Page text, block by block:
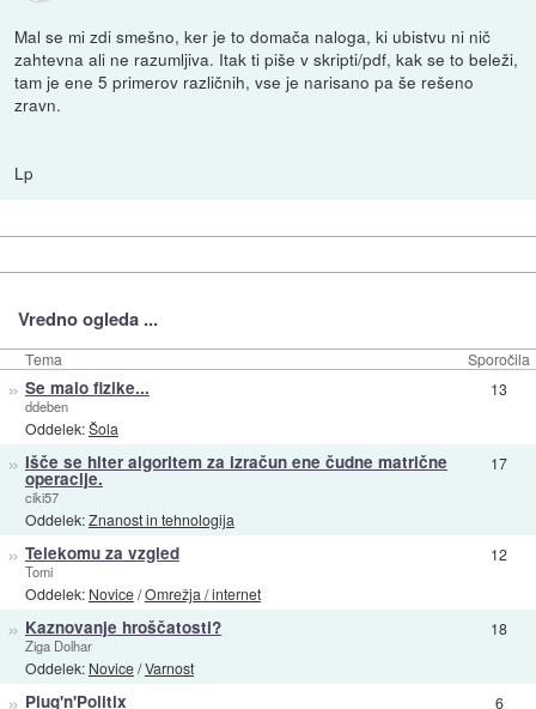
Mal se mi zdi smešno, ker je to domača naloga, ki ubistvu ni nič
zahtevna ali ne razumljiva. Itak ti piše v skripti/pdf, kak se to beleži,
tam je ene 5 primerov različnih, vse je narisano pa še rešeno
zravn.
Lp
Vredno ogleda ...
Tema Sporočila
» Se malo fizike...
ddeben
Oddelek:Šola
13
» Išče se hiter algoritem za izračun ene čudne matrične
operacije.
ciki57
Oddelek:Znanost in tehnologija
17
» Telekomu za vzgled
Tomi
Oddelek: Novice/Omrežja / internet
12
» Kaznovanje hroščatosti?
Ziga Dolhar
Oddelek: Novice/Varnost
18
» Plug'n'Politix 6